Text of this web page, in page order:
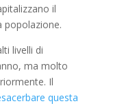
il
popolazione.
livelli di
ma molto
Il
questa